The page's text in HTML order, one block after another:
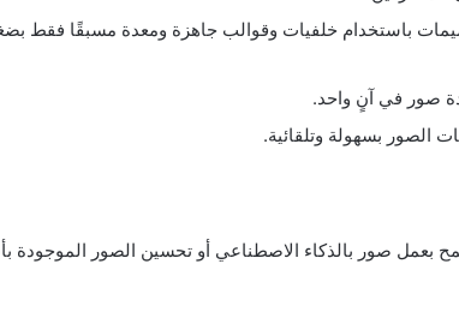
باستخدام خلفيات وقوالب جاهزة ومعدة مسبقًا فقط
صور في آنٍ واحد.
الصور بسهولة وتلقائية.
بعمل صور بالذكاء الاصطناعي أو تحسين الصور الموجودة